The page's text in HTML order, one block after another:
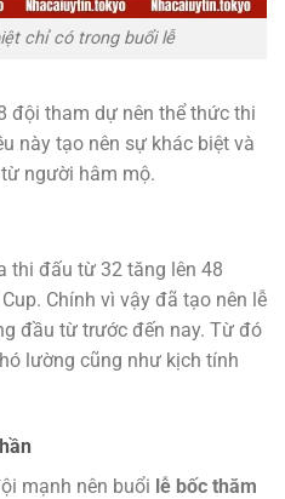
chỉ có trong buổi lễ
đội tham dự nên thể thức thi
này tạo nên sự khác biệt và
người hâm mộ.
thi đấu từ 32 tăng lên 48
Chính vì vậy đã tạo nên lễ
đầu từ trước đến nay. Từ đó
lường cũng như kịch tính
mạnh nên buổi lễ bốc thăm